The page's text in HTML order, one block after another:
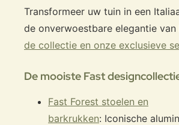
Transformeer uw tuin in een
de onverwoestbare elegantie van
de collectie en onze exclusieve
De mooiste Fast
Fast Forest stoelen en
barkrukken: Iconische